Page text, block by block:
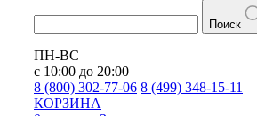
Поиск
ПН-ВС
с 10:00 до 20:00
8 (800) 302-77-06 8 (499) 348-15-11
КОРЗИНА